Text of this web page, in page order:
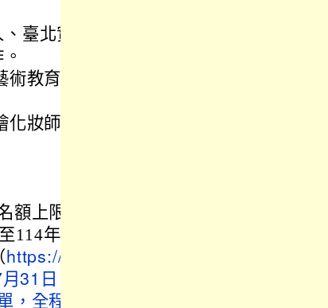
臺北實
教育推
妝師）
額上限
114年7
https://fo
31日
，全程